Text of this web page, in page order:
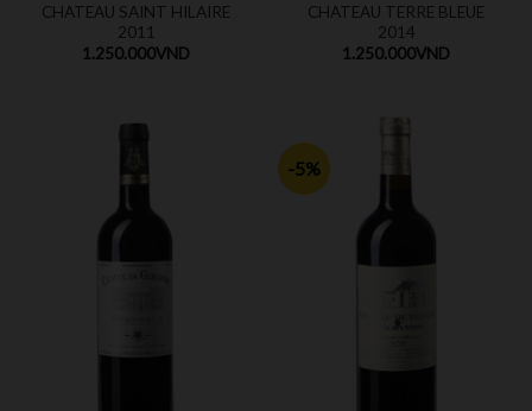
CHATEAU SAINT HILAIRE
2011
1.250.000VND
CHATEAU TERRE BLEUE
2014
1.250.000VND
-5%